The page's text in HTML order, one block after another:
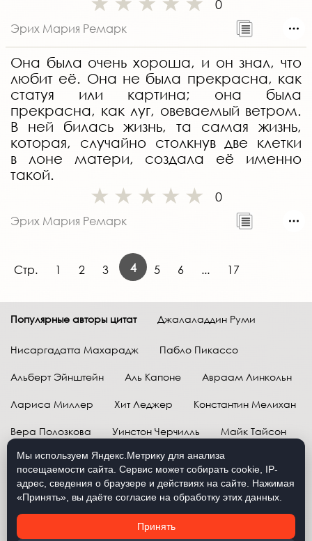
0
Эрих Мария Ремарк
Она была очень хороша, и он знал, что
любит её. Она не была прекрасна, как
статуя или картина; она была
прекрасна, как луг, овеваемый ветром.
В ней билась жизнь, та самая жизнь,
которая, случайно столкнув две клетки
в лоне матери, создала её именно
такой.
0
Эрих Мария Ремарк
Стр. 1 2 3 4 5 6 ... 17
Популярные авторы цитат Джалаладдин Руми
Нисаргадатта Махарадж Пабло Пикассо
Альберт Эйнштейн Аль Капоне Авраам Линкольн
Лариса Миллер Хит Леджер Константин Мелихан
Вера Полозкова Уинстон Черчилль Майк Тайсон
Марк Твен Расул Гамзатов Грег Плитт
Далай-лама XIV Уоррен Баффетт
Давид Самойлов Антон Чехов Жан-Поль Сартр
Мы используем Яндекс.Метрику для анализа
посещаемости сайта. Сервис может собирать cookie, IP-
адрес, сведения о браузере и действиях на сайте. Нажимая
«Принять», вы даёте согласие на обработку этих данных.
Принять